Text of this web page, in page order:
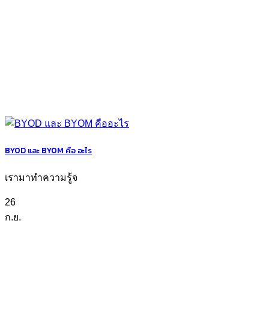
BYOD และ BYOM คือ อะไร
เรามาทำความรู้จ
26
ก.ย.